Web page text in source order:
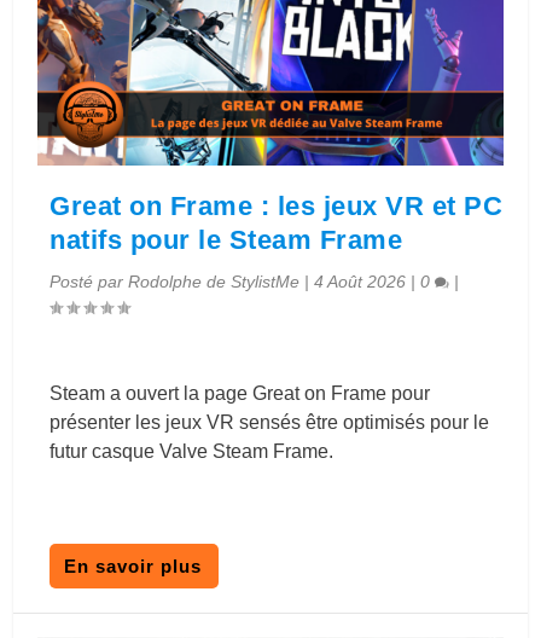
Great on Frame : les jeux VR et PC
natifs pour le Steam Frame
Posté parRodolphe de StylistMe |4 Août 2026 |0 |
Steam a ouvert la page Great on Frame pour
présenter les jeux VR sensés être optimisés pour le
futur casque Valve Steam Frame.
En savoir plus